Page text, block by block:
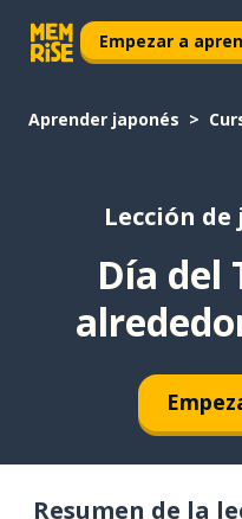
Empezar a
Aprender japonés
Lección
Día del
Resumen de la